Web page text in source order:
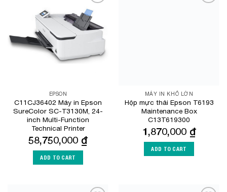
Add to
Wishlist
EPSON
C11CJ36402 Máy in Epson
SureColor SC-T3130M, 24-
inch Multi-Function
Technical Printer
58,750,000 ₫
ADD TO CART
MÁY IN KHỔ LỚN
Hộp mực thải Epson T6193
Maintenance Box
C13T619300
1,870,000 ₫
ADD TO CART